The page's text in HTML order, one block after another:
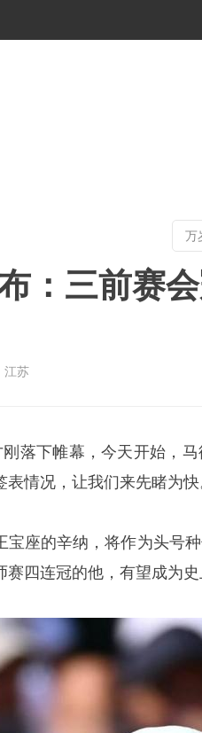
：三前赛
江苏
落下帷幕，今天开始，
表情况，让我们来先睹为快
宝座的辛纳，将作为头号
赛四连冠的他，有望成为